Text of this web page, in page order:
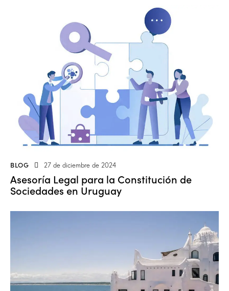
BLOG 27 de diciembre de 2024
Asesoría Legal para la Constitución de
Sociedades en Uruguay